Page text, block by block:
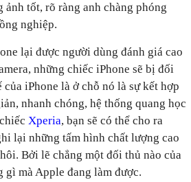
tốt, rõ ràng anh chàng phóng
nghiệp.
lại được người dùng đánh giá cao
những chiếc iPhone sẽ bị đối
iPhone là ở chỗ nó là sự kết hợp
nhanh chóng, hệ thống quang học
Xperia, bạn sẽ có thể cho ra
lại những tấm hình chất lượng cao
Bởi lẽ chẳng một đối thủ nào của
mà Apple đang làm được.